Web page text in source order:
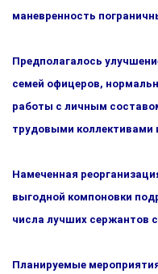
маневренность
Предполагалось
семей офицеров,
работы с личным
трудовыми коллективами
Намеченная
выгодной компоновки
числа лучших сержантов
Планируемые